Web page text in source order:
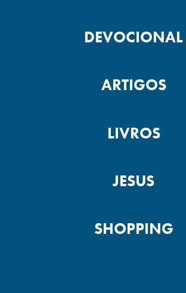
DEVOCIONAL
ARTIGOS
LIVROS
JESUS
SHOPPING